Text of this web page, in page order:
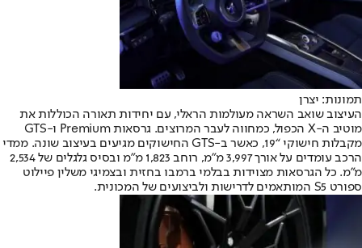
תמונות: יצרן
העיצוב שואב השראה מעולמות הראלי, עם יחידות תאורה הכוללות את
מוטיב ה-X הכפול, כמחווה לעבר המרוצים. גרסאות Premium ו-GTS
מקבלות חישוקי “19, כאשר ב-GTS החישוקים מגיעים בעיצוב שונה. ממדי
הרכב עומדים על אורך 3,997 מ”מ, רוחב 1,823 מ”מ ובסיס גלגלים של 2,534
מ”מ. כל הגרסאות מצוידות בבלמי ברמבו בחזית ובצמיגי משלין פיילוט
ספורט S5 המותאמים לדרישות ולביצועים של המכונית.